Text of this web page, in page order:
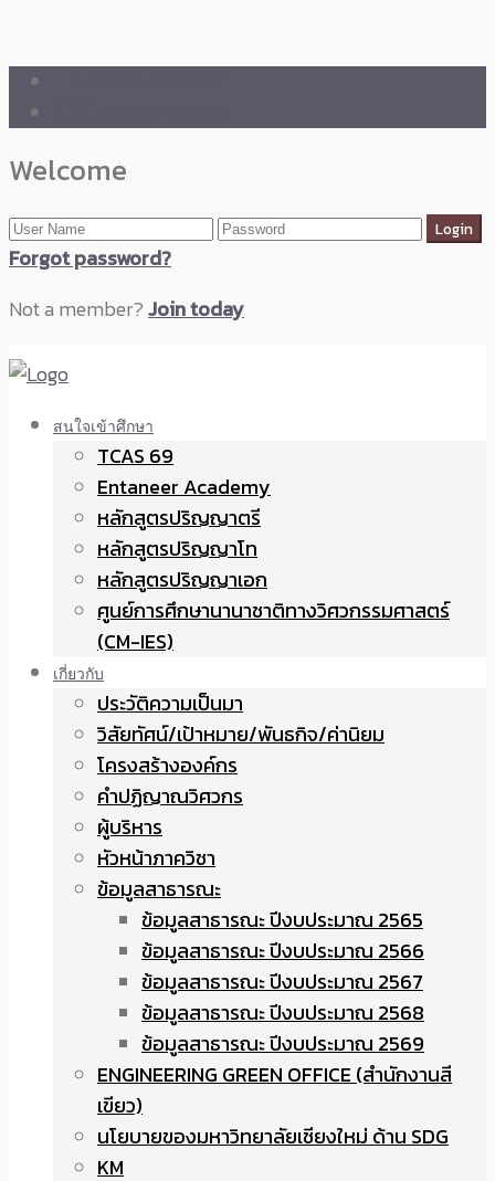
Welcome
Forgot password?
Not a member?Join today
สนใจเข้าศึกษา
TCAS 69
Entaneer Academy
หลักสูตรปริญญาตรี
หลักสูตรปริญญาโท
หลักสูตรปริญญาเอก
ศูนย์การศึกษานานาชาติทางวิศวกรรมศาสตร์
(CM-IES)
เกี่ยวกับ
ประวัติความเป็นมา
วิสัยทัศน์/เป้าหมาย/พันธกิจ/ค่านิยม
โครงสร้างองค์กร
คำปฏิญาณวิศวกร
ผู้บริหาร
หัวหน้าภาควิชา
ข้อมูลสาธารณะ
ข้อมูลสาธารณะ ปีงบประมาณ 2565
ข้อมูลสาธารณะ ปีงบประมาณ 2566
ข้อมูลสาธารณะ ปีงบประมาณ 2567
ข้อมูลสาธารณะ ปีงบประมาณ 2568
ข้อมูลสาธารณะ ปีงบประมาณ 2569
ENGINEERING GREEN OFFICE (สำนักงานสี
เขียว)
นโยบายของมหาวิทยาลัยเชียงใหม่ ด้าน SDG
KM